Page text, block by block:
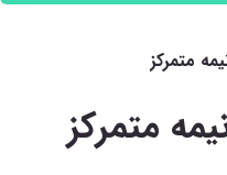
متمرکز
متمرکز